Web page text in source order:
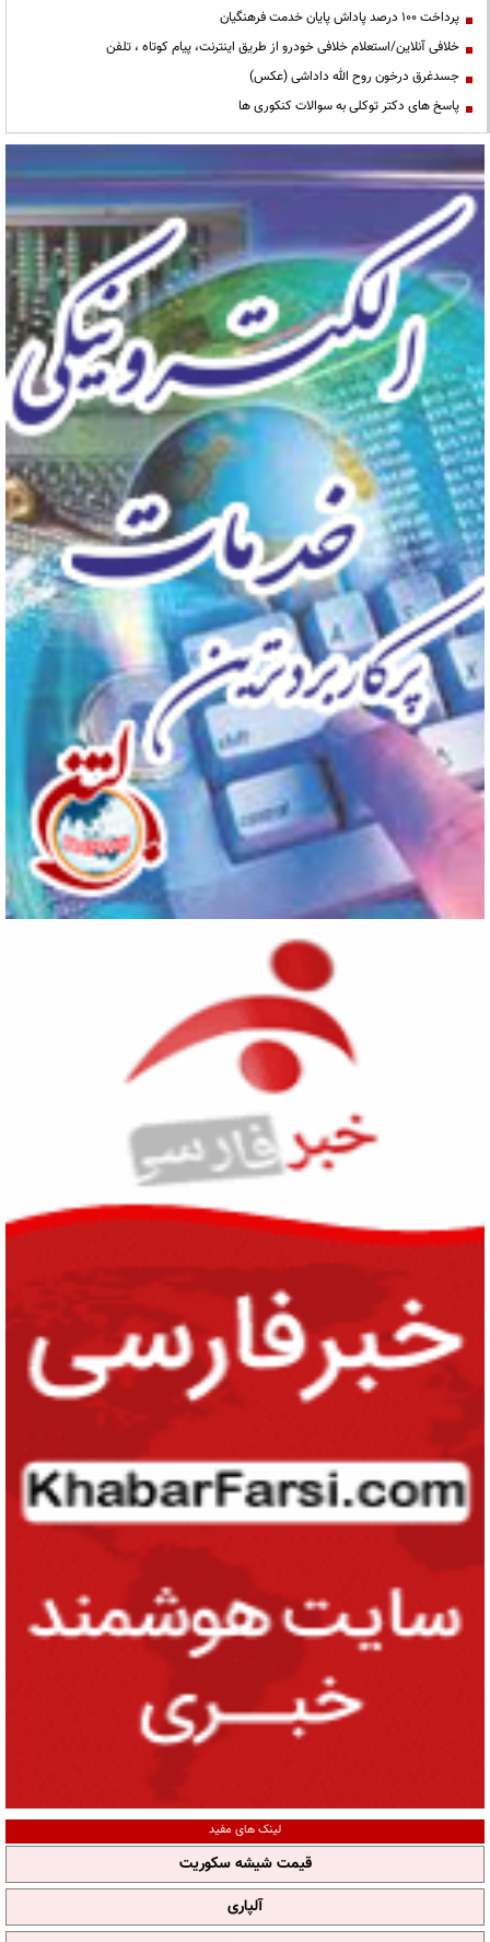
پرداخت ۱۰۰ درصد پاداش پایان خدمت فرهنگیان
خلافی آنلاین/استعلام خلافی خودرو از طریق اینترنت، پیام کوتاه ، تلفن
جسدغرق درخون روح الله داداشی (عکس)
پاسخ های دکتر توکلی به سوالات کنکوری ها
لینک های مفید
قیمت شیشه سکوریت
آلپاری